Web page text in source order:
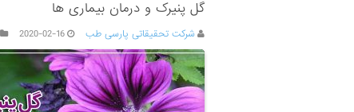
گل پنیرک و درمان بیماری ها
شرکت تحقیقاتی پارسی طب 2020-02-16